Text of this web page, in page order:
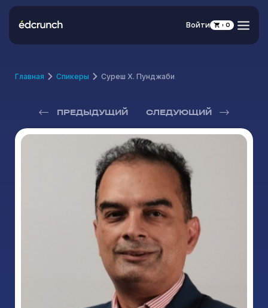
Войти 0
Главная Спикеры Суреш Х. Пунджаби
ПРЕДЫДУЩИЙ СЛЕДУЮЩИЙ